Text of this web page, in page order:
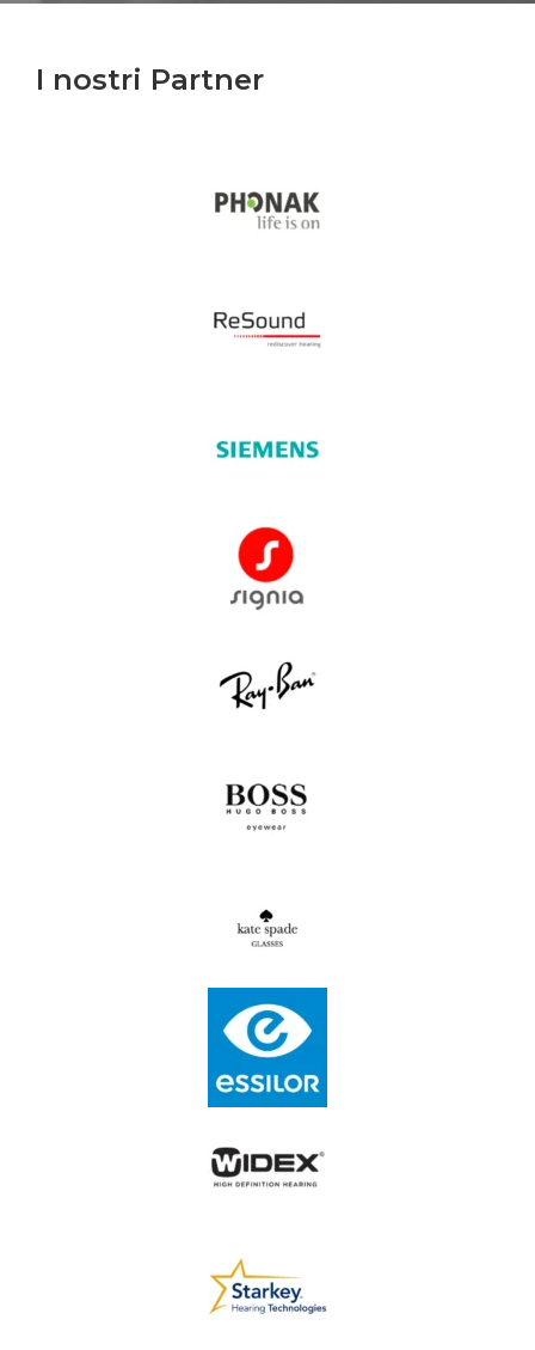
I nostri Partner